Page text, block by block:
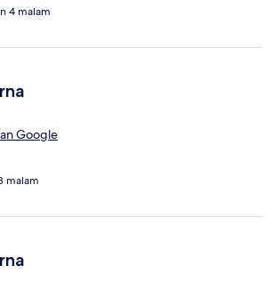
4 malam
Google
malam